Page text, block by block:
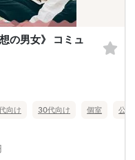
の男女》 コミュ
向け 30代向け 個室 公